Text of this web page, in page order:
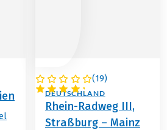
(19)
FRANKREICH /
DEUTSCHLAND
Rhein-Radweg III,
Straßburg – Mainz